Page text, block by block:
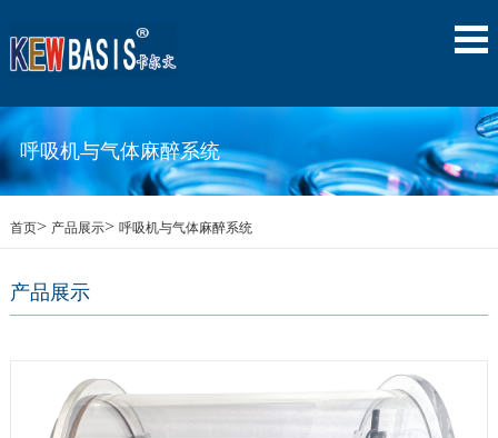
呼吸机与气体麻醉系统
首页> 产品展示> 呼吸机与气体麻醉系统
产品展示